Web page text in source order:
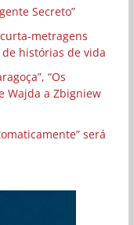
Secreto”
metragens
histórias de vida
“Os
Wajda a Zbigniew
será